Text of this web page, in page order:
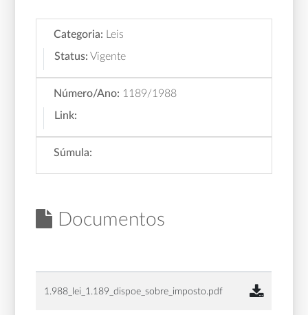
Categoria:
Leis
Status: Vigente
Número/Ano: 1189/1988
Link:
Súmula:
Documentos
1.988_lei_1.189_dispoe_sobre_imposto.pdf